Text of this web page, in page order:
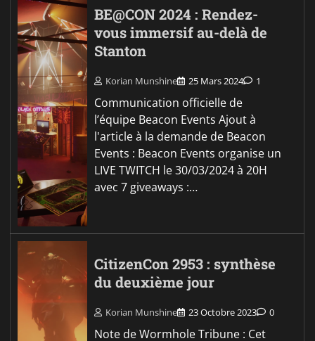
BE@CON 2024 : Rendez-
vous immersif au-delà de
Stanton
Korian Munshine 25 Mars 2024 1
Communication officielle de
l’équipe Beacon Events Ajout à
l'article à la demande de Beacon
Events : Beacon Events organise un
LIVE TWITCH le 30/03/2024 à 20H
avec 7 giveaways :…
CitizenCon 2953 : synthèse
du deuxième jour
Korian Munshine 23 Octobre 2023 0
Note de Wormhole Tribune : Cet